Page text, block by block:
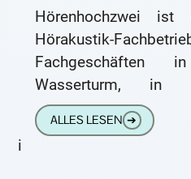
Hörenhochzwei ist
Hörakustik-
Fachgeschäften
Wasserturm, in
Neckarhausen) und
Speyer. W
ALLES LESEN ➔
i